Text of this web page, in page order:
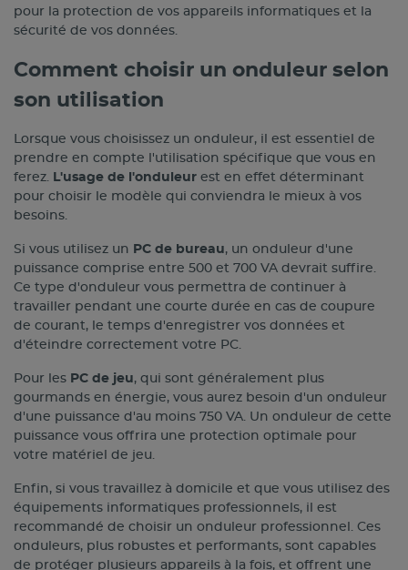
pour la protection de vos appareils informatiques et la
sécurité de vos données.
Comment choisir un onduleur selon
son utilisation
Lorsque vous choisissez un onduleur, il est essentiel de
prendre en compte l'utilisation spécifique que vous en
ferez.
L'usage de l'onduleur est en effet déterminant
pour choisir le modèle qui conviendra le mieux à vos
besoins.
Si vous utilisez un PC de bureau, un onduleur d'une
puissance comprise entre 500 et 700 VA devrait suffire.
Ce type d'onduleur vous permettra de continuer à
travailler pendant une courte durée en cas de coupure
de courant, le temps d'enregistrer vos données et
d'éteindre correctement votre PC.
Pour les PC de jeu, qui sont généralement plus
gourmands en énergie, vous aurez besoin d'un onduleur
d'une puissance d'au moins 750 VA. Un onduleur de cette
puissance vous offrira une protection optimale pour
votre matériel de jeu.
Enfin, si vous travaillez à domicile et que vous utilisez des
équipements informatiques professionnels, il est
recommandé de choisir un onduleur professionnel. Ces
onduleurs, plus robustes et performants, sont capables
de protéger plusieurs appareils à la fois, et offrent une